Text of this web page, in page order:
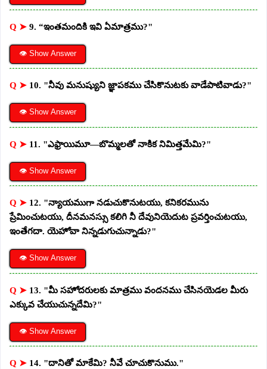
Q ➤ 9. “ఇంతమందికి ఇవి ఏమాత్రము?"
👁 Show Answer
Q ➤ 10. "నీవు మనుష్యుని జ్ఞాపకము చేసికొనుటకు వాడేపాటివాడు?"
👁 Show Answer
Q ➤ 11. "ఎఫ్రాయిమూ—బొమ్మలతో నాకిక నిమిత్తమేమి?"
👁 Show Answer
Q ➤ 12. "న్యాయముగా నడుచుకొనుటయు, కనికరమును
ప్రేమించుటయు, దీనమనస్సు కలిగి నీ దేవునియెదుట ప్రవర్తించుటయు,
ఇంతేగదా. యెహోవా నిన్నడుగుచున్నాడు?"
👁 Show Answer
Q ➤ 13. "మీ సహోదరులకు మాత్రము వందనము చేసినయెడల మీరు
ఎక్కువ చేయుచున్నదేమి?"
👁 Show Answer
Q ➤ 14. "దానితో మాకేమి? నీవే చూచుకొనుము."